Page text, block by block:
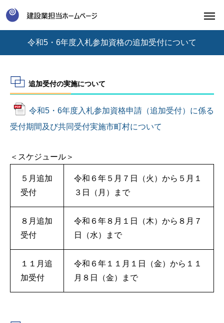
令和5・6年度入札参加資格の追加受付について
追加受付の実施について
令和5・6年度入札参加資格申請（追加受付）に係る
受付期間及び共同受付実施市町村について
＜スケジュール＞
５月追加
受付
令和６年５月７日（火）から５月１
３日（月）まで
８月追加
受付
令和６年８月１日（木）から８月７
日（水）まで
１１月追
加受付
令和６年１１月１日（金）から１１
月８日（金）まで